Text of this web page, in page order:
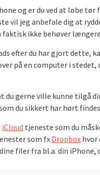
og er du ved at løbe
vil jeg anbefale dig at
faktisk ikke behøver
efter du har gjort dette,
på en computer i
du gerne ville kunne tilgå
du sikkert har hørt
iCloud tjeneste som du
som fx Dropbox hvor
filer fra bl.a. din iPhone,